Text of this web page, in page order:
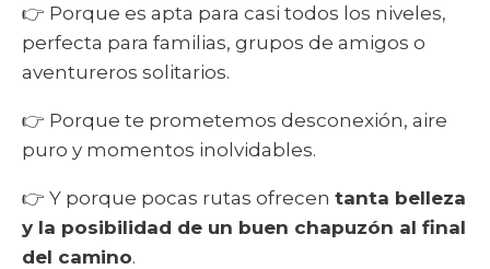
👉 Porque es apta para casi todos los niveles,
perfecta para familias, grupos de amigos o
aventureros solitarios.
👉 Porque te prometemos desconexión, aire
puro y momentos inolvidables.
👉 Y porque pocas rutas ofrecen tanta belleza
y la posibilidad de un buen chapuzón al final
del camino.